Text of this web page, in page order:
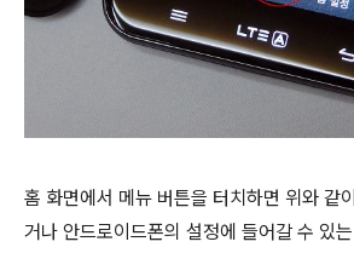
홈 화면에서 메뉴 버튼을 터치하면 위와 같
거나 안드로이드폰의 설정에 들어갈 수 있